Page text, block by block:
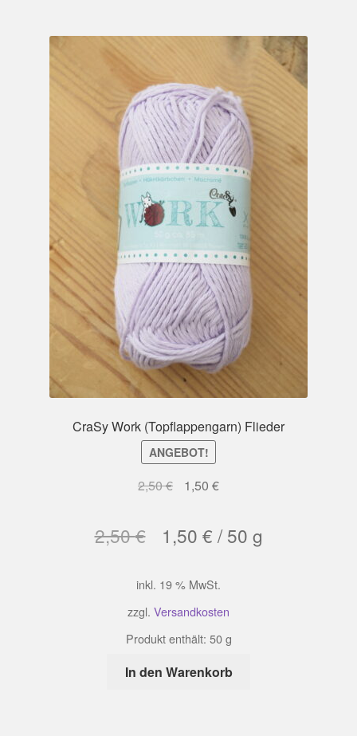
CraSy Work (Topflappengarn) Flieder
ANGEBOT!
2,50€
Ursprünglicher
2,50 €
1,50 €Aktueller
1,50 €.
2,50€ 1,50 € /50 g
inkl. 19 % MwSt.
zzgl. Versandkosten
Produkt enthält: 50g
In den Warenkorb